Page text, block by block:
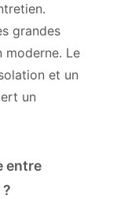
grandes
moderne. Le
et un
un
entre